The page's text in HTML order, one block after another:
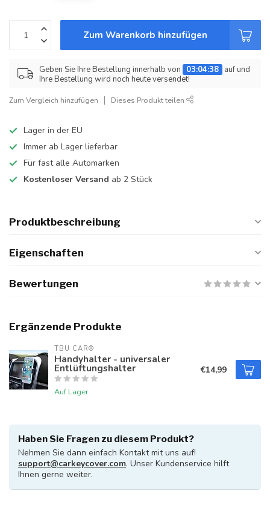
Zum Warenkorb hinzufügen
Geben Sie Ihre Bestellung innerhalb von 03:04:38 auf und
Ihre Bestellung wird noch heute versendet!
Zum Vergleich hinzufügen Dieses Produkt teilen
Lager in der EU
Immer ab Lager lieferbar
Für fast alle Automarken
Kostenloser Versand ab 2 Stück
Produktbeschreibung
Eigenschaften
Bewertungen
Ergänzende Produkte
TBU CAR®
Handyhalter - universaler
Entlüftungshalter
Auf Lager
€14,99
Haben Sie Fragen zu diesem Produkt?
Nehmen Sie dann einfach Kontakt mit uns auf!
support@carkeycover.com. Unser Kundenservice hilft
Ihnen gerne weiter.